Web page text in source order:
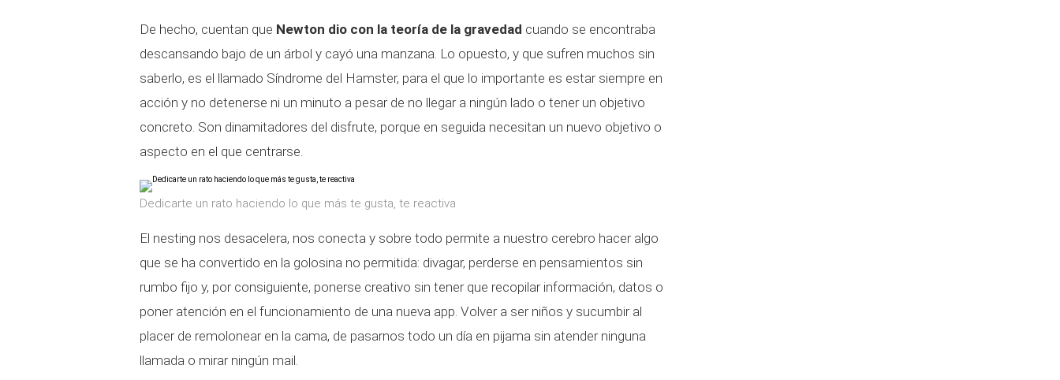
De hecho, cuentan que Newton dio con la teoría de la gravedad cuando se encontraba
descansando bajo de un árbol y cayó una manzana. Lo opuesto, y que sufren muchos sin
saberlo, es el llamado Síndrome del Hamster, para el que lo importante es estar siempre en
acción y no detenerse ni un minuto a pesar de no llegar a ningún lado o tener un objetivo
concreto. Son dinamitadores del disfrute, porque en seguida necesitan un nuevo objetivo o
aspecto en el que centrarse.
Dedicarte un rato haciendo lo que más te gusta, te reactiva
El nesting nos desacelera, nos conecta y sobre todo permite a nuestro cerebro hacer algo
que se ha convertido en la golosina no permitida: divagar, perderse en pensamientos sin
rumbo fijo y, por consiguiente, ponerse creativo sin tener que recopilar información, datos o
poner atención en el funcionamiento de una nueva app. Volver a ser niños y sucumbir al
placer de remolonear en la cama, de pasarnos todo un día en pijama sin atender ninguna
llamada o mirar ningún mail.